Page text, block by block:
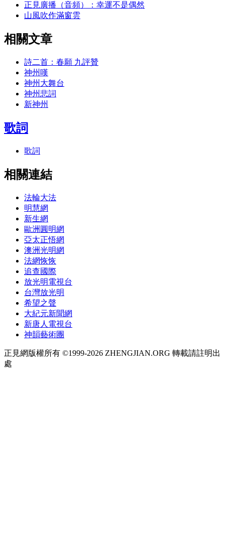
正見廣播（音頻）：幸運不是偶然
山風吹作滿窗雲
相關文章
詩二首：春願 九評贊
神州嘆
神州大舞台
神州悲詞
新神州
歌詞
歌詞
相關連結
法輪大法
明慧網
新生網
歐洲圓明網
亞太正悟網
澳洲光明網
法網恢恢
追查國際
放光明電視台
台灣放光明
希望之聲
大紀元新聞網
新唐人電視台
神韻藝術團
正見網版權所有 ©1999-2026 ZHENGJIAN.ORG 轉載請註明出
處